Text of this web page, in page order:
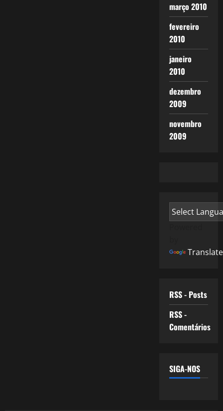
março 2010
fevereiro
2010
janeiro
2010
dezembro
2009
novembro
2009
Translate
RSS - Posts
RSS -
Comentários
SIGA-NOS